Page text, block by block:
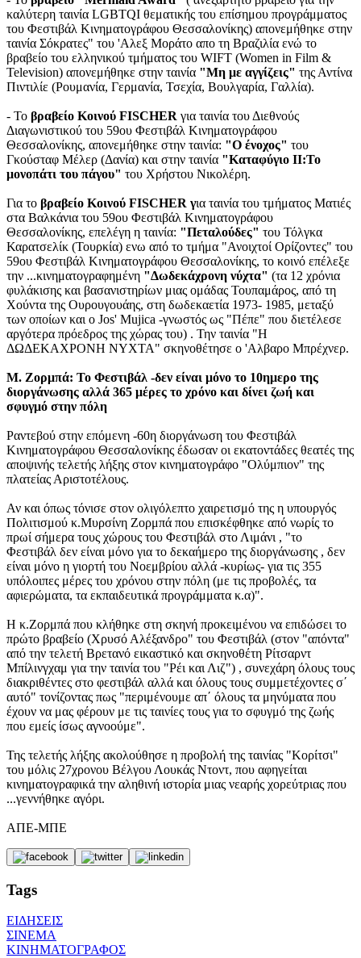
καλύτερη ταινία LGBTQI θεματικής του επίσημου προγράμματος
του Φεστιβάλ Κινηματογράφου Θεσσαλονίκης) απονεμήθηκε στην
ταινία Σόκρατες" του 'Αλεξ Μοράτο απο τη Βραζιλία ενώ το
βραβείο του ελληνικού τμήματος του WIFT (Women in Film &
Television) απονεμήθηκε στην ταινία "Μη με αγγίζεις" της Αντίνα
Πιντιλίε (Ρουμανία, Γερμανία, Τσεχία, Βουλγαρία, Γαλλία).
- Το βραβείο Κοινού FISCHER για ταινία του Διεθνούς
Διαγωνιστικού του 59ου Φεστιβάλ Κινηματογράφου
Θεσσαλονίκης, απονεμήθηκε στην ταινία: "Ο ένοχος" του
Γκούσταφ Μέλερ (Δανία) και στην ταινία "Καταφύγιο ΙΙ:Το
μονοπάτι του πάγου" του Χρήστου Νικολέρη.
Για το βραβείο Κοινού FISCHER για ταινία του τμήματος Ματιές
στα Βαλκάνια του 59ου Φεστιβάλ Κινηματογράφου
Θεσσαλονίκης, επελέγη η ταινία: "Πεταλούδες" του Τόλγκα
Καρατσελίκ (Τουρκία) ενω από το τμήμα "Ανοιχτοί Ορίζοντες" του
59ου Φεστιβάλ Κινηματογράφου Θεσσαλονίκης, το κοινό επέλεξε
την ...κινηματογραφημένη "Δωδεκάχρονη νύχτα" (τα 12 χρόνια
φυλάκισης και βασανιστηρίων μιας ομάδας Τουπαμάρος, από τη
Χούντα της Ουρουγουάης, στη δωδεκαετία 1973- 1985, μεταξύ
των οποίων και ο Jos' Mujica -γνωστός ως "Πέπε" που διετέλεσε
αργότερα πρόεδρος της χώρας του) . Την ταινία "Η
ΔΩΔΕΚΑΧΡΟΝΗ ΝΥΧΤΑ" σκηνοθέτησε ο 'Αλβαρο Μπρέχνερ.
Μ. Ζορμπά: Το Φεστιβάλ -δεν είναι μόνο το 10ημερο της
διοργάνωσης αλλά 365 μέρες το χρόνο και δίνει ζωή και
σφυγμό στην πόλη
Ραντεβού στην επόμενη -60η διοργάνωση του Φεστιβάλ
Κινηματογράφου Θεσσαλονίκης έδωσαν οι εκατοντάδες θεατές της
αποψινής τελετής λήξης στον κινηματογράφο "Ολύμπιον" της
πλατείας Αριστοτέλους.
Αν και όπως τόνισε στον ολιγόλεπτο χαιρετισμό της η υπουργός
Πολιτισμού κ.Μυρσίνη Ζορμπά που επισκέφθηκε από νωρίς το
πρωί σήμερα τους χώρους του Φεστιβάλ στο Λιμάνι , "το
Φεστιβάλ δεν είναι μόνο για το δεκαήμερο της διοργάνωσης , δεν
είναι μόνο η γιορτή του Νοεμβρίου αλλά -κυρίως- για τις 355
υπόλοιπες μέρες του χρόνου στην πόλη (με τις προβολές, τα
αφιερώματα, τα εκπαιδευτικά προγράμματα κ.α)".
Η κ.Ζορμπά που κλήθηκε στη σκηνή προκειμένου να επιδώσει το
πρώτο βραβείο (Χρυσό Αλέξανδρο" του Φεστιβάλ (στον "απόντα"
από την τελετή Βρετανό εικαστικό και σκηνοθέτη Ρίτσαρντ
Μπίλινγχαμ για την ταινία του "Ρέι και Λιζ") , συνεχάρη όλους τους
διακριθέντες στο φεστιβάλ αλλά και όλους τους συμμετέχοντες σ΄
αυτό" τονίζοντας πως "περιμένουμε απ΄ όλους τα μηνύματα που
έχουν να μας φέρουν με τις ταινίες τους για το σφυγμό της ζωής
που εμείς ίσως αγνοούμε".
Της τελετής λήξης ακολούθησε η προβολή της ταινίας "Κορίτσι"
του μόλις 27χρονου Βέλγου Λουκάς Ντοντ, που αφηγείται
κινηματογραφικά την αληθινή ιστορία μιας νεαρής χορεύτριας που
...γεννήθηκε αγόρι.
ΑΠΕ-ΜΠΕ
Tags
ΕΙΔΗΣΕΙΣ
ΣΙΝΕΜΑ
ΚΙΝΗΜΑΤΟΓΡΑΦΟΣ